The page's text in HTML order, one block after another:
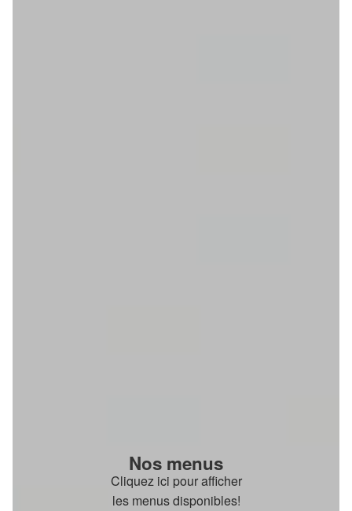
Nos menus
Cliquez ici pour afficher
les menus disponibles!